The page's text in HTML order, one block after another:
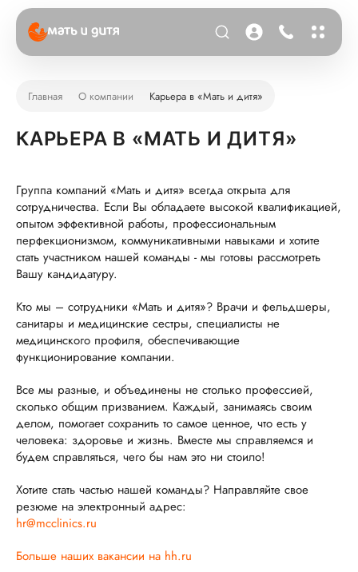
Главная О компании Карьера в «Мать и дитя»
КАРЬЕРА В «МАТЬ И ДИТЯ»
Группа компаний «Мать и дитя» всегда открыта для
сотрудничества. Если Вы обладаете высокой квалификацией,
опытом эффективной работы, профессиональным
перфекционизмом, коммуникативными навыками и хотите
стать участником нашей команды - мы готовы рассмотреть
Вашу кандидатуру.
Кто мы – сотрудники «Мать и дитя»? Врачи и фельдшеры,
санитары и медицинские сестры, специалисты не
медицинского профиля, обеспечивающие
функционирование компании.
Все мы разные, и объединены не столько профессией,
сколько общим призванием. Каждый, занимаясь своим
делом, помогает сохранить то самое ценное, что есть у
человека: здоровье и жизнь. Вместе мы справляемся и
будем справляться, чего бы нам это ни стоило!
Хотите стать частью нашей команды? Направляйте свое
резюме на электронный адрес:
hr@mcclinics.ru
Больше наших вакансии на hh.ru